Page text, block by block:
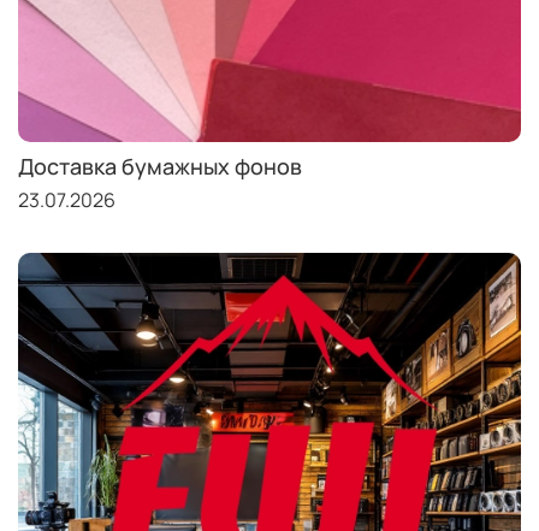
Доставка бумажных фонов
23.07.2026